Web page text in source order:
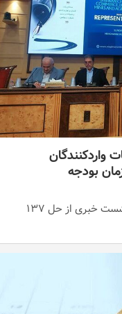
مطالبات واردکنندگان
بودجه
رئیس و اعضای هیئت‌رئیسه اتاق ایران در نشست خبری از حل ۱۳۷